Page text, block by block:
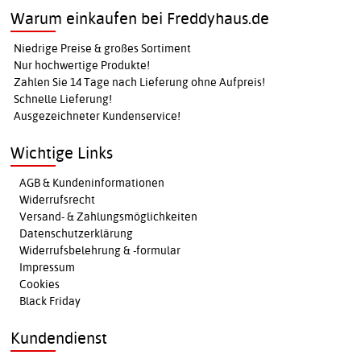
Warum einkaufen bei Freddyhaus.de
Niedrige Preise & großes Sortiment
Nur hochwertige Produkte!
Zahlen Sie 14 Tage nach Lieferung ohne Aufpreis!
Schnelle Lieferung!
Ausgezeichneter Kundenservice!
Wichtige Links
AGB & Kundeninformationen
Widerrufsrecht
Versand- & Zahlungsmöglichkeiten
Datenschutzerklärung
Widerrufsbelehrung & -formular
Impressum
Cookies
Black Friday
Kundendienst